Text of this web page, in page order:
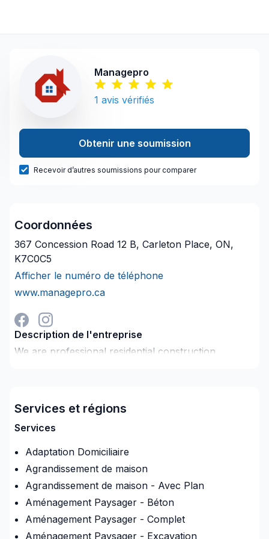
Managepro
1 avis vérifiés
Obtenir une soumission
Recevoir d’autres soumissions pour comparer
Coordonnées
367 Concession Road 12 B, Carleton Place, ON,
K7C0C5
Afficher le numéro de téléphone
www.managepro.ca
Description de l'entreprise
We are professional residential construction
you can trust on time and on your budget! We
specialize in custom work and here are just some of
Kitchens
Custom bathroom/steam rooms
Additions/secondary dwellings
Services et régions
Services
Adaptation Domiciliaire
Agrandissement de maison
Agrandissement de maison - Avec Plan
Aménagement Paysager - Béton
Aménagement Paysager - Complet
Aménagement Paysager - Excavation